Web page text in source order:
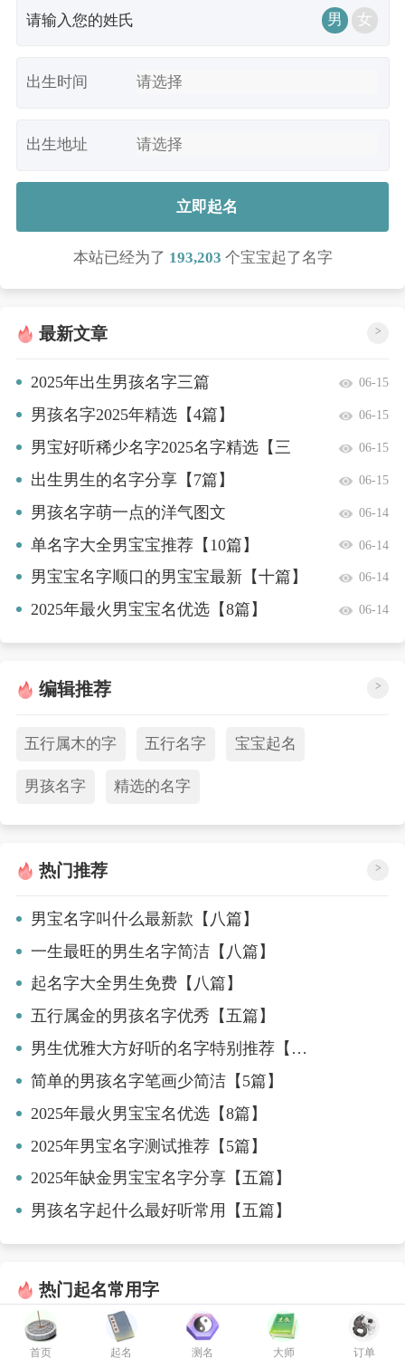
男 女
出生时间
出生地址
立即起名
本站已经为了 193,203 个宝宝起了名字
最新文章 >
2025年出生男孩名字三篇 06-15
男孩名字2025年精选【4篇】 06-15
男宝好听稀少名字2025名字精选【三
篇】
06-15
出生男生的名字分享【7篇】 06-15
男孩名字萌一点的洋气图文 06-14
单名字大全男宝宝推荐【10篇】 06-14
男宝宝名字顺口的男宝宝最新【十篇】 06-14
2025年最火男宝宝名优选【8篇】 06-14
编辑推荐 >
五行属木的字 五行名字 宝宝起名
男孩名字 精选的名字
热门推荐 >
男宝名字叫什么最新款【八篇】
一生最旺的男生名字简洁【八篇】
起名字大全男生免费【八篇】
五行属金的男孩名字优秀【五篇】
男生优雅大方好听的名字特别推荐【6篇】
简单的男孩名字笔画少简洁【5篇】
2025年最火男宝宝名优选【8篇】
2025年男宝名字测试推荐【5篇】
2025年缺金男宝宝名字分享【五篇】
男孩名字起什么最好听常用【五篇】
热门起名常用字
首页 起名 测名 大师 订单